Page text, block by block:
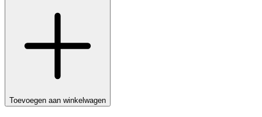
Toevoegen aan winkelwagen